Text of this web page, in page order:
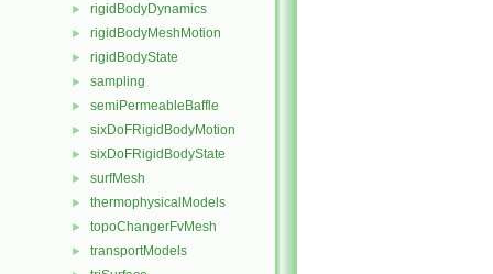
► rigidBodyDynamics
► rigidBodyMeshMotion
► rigidBodyState
► sampling
► semiPermeableBaffle
► sixDoFRigidBodyMotion
► sixDoFRigidBodyState
► surfMesh
► thermophysicalModels
► topoChangerFvMesh
► transportModels